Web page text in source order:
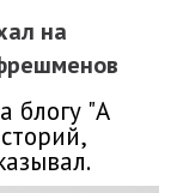
на
блогу "А